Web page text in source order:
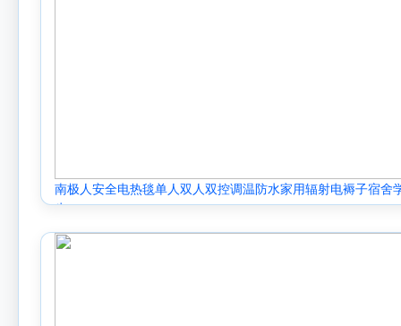
南极人安全电热毯单人双人双控调温防水家用辐射电褥子宿舍
生.